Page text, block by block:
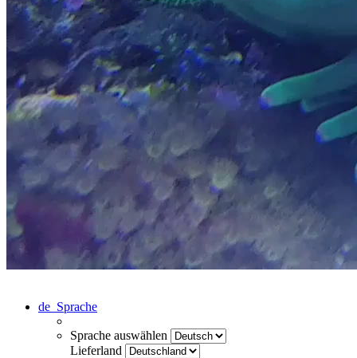
de Sprache
Sprache auswählen
Lieferland